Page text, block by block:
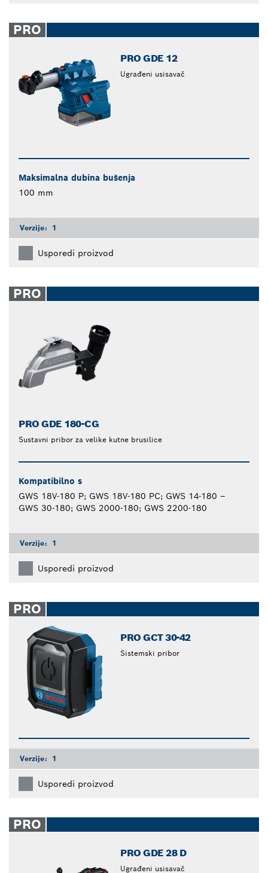
PRO
PRO GDE 12
Ugrađeni usisavač
Maksimalna dubina bušenja
100 mm
Verzije: 1
Usporedi proizvod
PRO
PRO GDE 180-CG
Sustavni pribor za velike kutne brusilice
Kompatibilno s
GWS 18V-180 P; GWS 18V-180 PC; GWS 14-180 –
GWS 30-180; GWS 2000-180; GWS 2200-180
Verzije: 1
Usporedi proizvod
PRO
PRO GCT 30-42
Sistemski pribor
Verzije: 1
Usporedi proizvod
PRO
PRO GDE 28 D
Ugrađeni usisavač